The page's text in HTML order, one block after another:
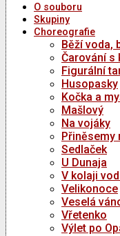
O souboru
Skupiny
Choreografie
Běží voda,
Čarování s
Figurální
Husopasky
Kočka a
Mašlový
Na vojáky
Přiněsemy
Sedlaček
U Dunaja
V kolaji
Velikonoce
Veselá
Vřetenko
Výlet po